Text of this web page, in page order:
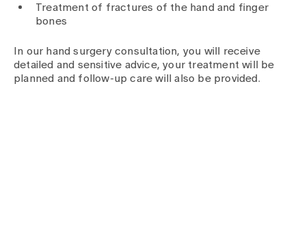
Latest news
Jobs & Career
Treatment of fractures of the hand and finger
bones
In our hand surgery consultation, you will receive
detailed and sensitive advice, your treatment will be
planned and follow-up care will also be provided.